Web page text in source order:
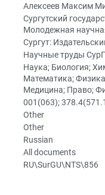
Алексеев Максим
Сургутский
Молодежная
Сургут:
Научные труды
Наука; Биология;
Математика;
Медицина; Право;
001(063);
Other
Other
Russian
All documents
RU\SurGU\NTS\856